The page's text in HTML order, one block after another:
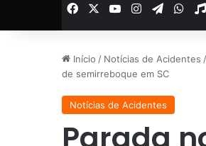
Facebook YouTubeInstagramTelegram
Início / Notícias de Acidentes /
de semirreboque em SC
Notícias de Acidentes
Parada